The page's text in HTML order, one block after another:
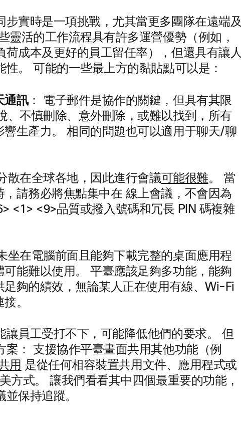
步實時是一項挑戰，尤其當更多團隊在遠端及
靈活的工作流程具有許多運營優勢（例如，
荷成本及更好的員工留任率），但還具有讓人
性。 可能的一些最上方的黏貼點可以是：
通訊： 電子郵件是協作的關鍵，但具有其限
、不慎刪除、意外刪除，或難以找到，所有
響生產力。 相同的問題也可以適用于聊天/聊
散在全球各地，因此進行會議可能很難。 當
請務必將焦點集中在 線上會議，不會因為
<1> <9>品質或撥入號碼和冗長 PIN 碼複雜
坐在電腦前面且能夠下載完整的桌面應用程
能難以使用。 平臺應該足夠多功能，能夠
足夠的績效，無論某人正在使用有線、Wi-Fi
。
讓員工受打不下，可能降低他們的要求。 但
案： 支援協作平臺畫面共用其他功能（例
用 是從任何相容裝置共用文件、應用程式或
方式。 讓我們看看其中四個最重要的功能，
並保持追蹤。